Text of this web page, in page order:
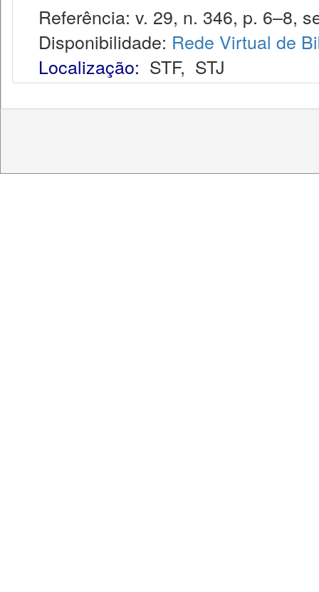
Referência: v. 29, n. 346, p. 6–8,
Disponibilidade: Rede Virtual de
Localização: STF, STJ